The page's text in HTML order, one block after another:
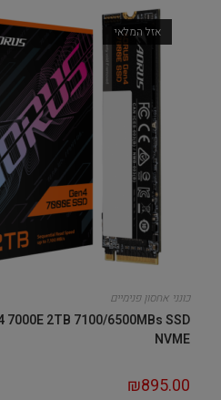
אזל המלאי
כונני אחסון פנימיים
7000E 2TB 7100/6500MBs SSD
NVME
₪895.00